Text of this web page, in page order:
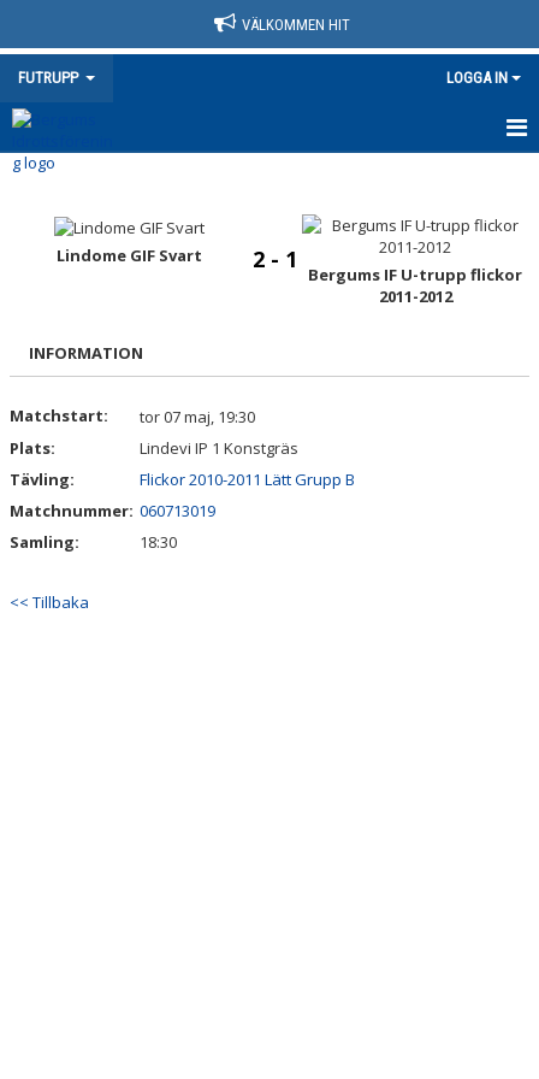
VÄLKOMMEN HIT
FUTRUPP LOGGA IN
HEM
NYHETER
TRUPPEN
DOKUMENT
KONTAKT
Lindome GIF Svart 2 - 1
Bergums IF U-trupp flickor
2011-2012
INFORMATION
Matchstart:
tor 07 maj, 19:30
Plats:
Lindevi IP 1 Konstgräs
Tävling:
Flickor 2010-2011 Lätt Grupp B
Matchnummer: 060713019
Samling:
18:30
<< Tillbaka